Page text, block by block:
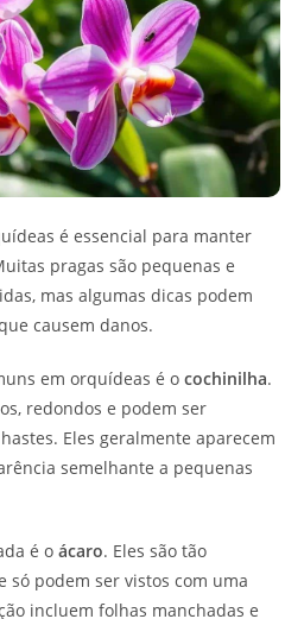
é essencial para manter
pragas são pequenas e
mas algumas dicas podem
causem danos.
em orquídeas é o cochinilha.
redondos e podem ser
Eles geralmente aparecem
semelhante a pequenas
é o ácaro. Eles são tão
só podem ser vistos com uma
incluem folhas manchadas e